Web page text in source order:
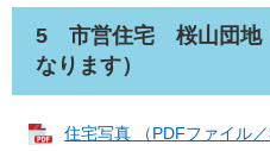
5 市営住宅 桜山団地
なります）
住宅写真 （PDFファイル／